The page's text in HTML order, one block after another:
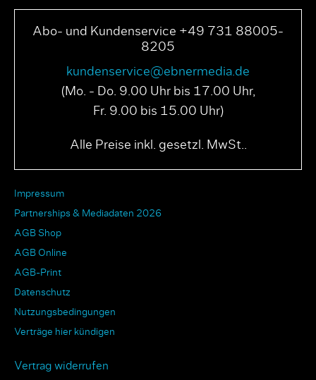
Abo- und Kundenservice +49 731 88005-
8205
kundenservice@ebnermedia.de
(Mo. - Do. 9.00 Uhr bis 17.00 Uhr,
Fr. 9.00 bis 15.00 Uhr)
Alle Preise inkl. gesetzl. MwSt..
Impressum
Partnerships & Mediadaten 2026
AGB Shop
AGB Online
AGB-Print
Datenschutz
Nutzungsbedingungen
Verträge hier kündigen
Vertrag widerrufen